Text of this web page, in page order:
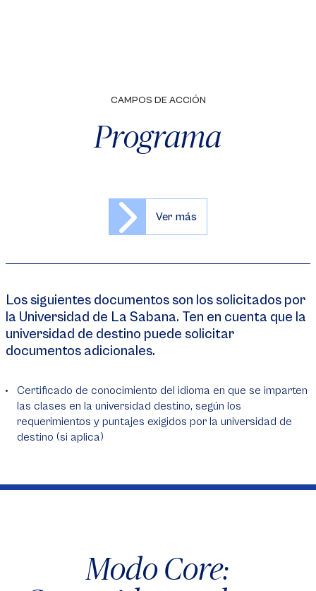
CAMPOS DE ACCIÓN
Programa
Ver más
Los siguientes documentos son los solicitados por
la Universidad de La Sabana. Ten en cuenta que la
universidad de destino puede solicitar
documentos adicionales.
Certificado de conocimiento del idioma en que se imparten
las clases en la universidad destino, según los
requerimientos y puntajes exigidos por la universidad de
destino (si aplica)
Modo Core: